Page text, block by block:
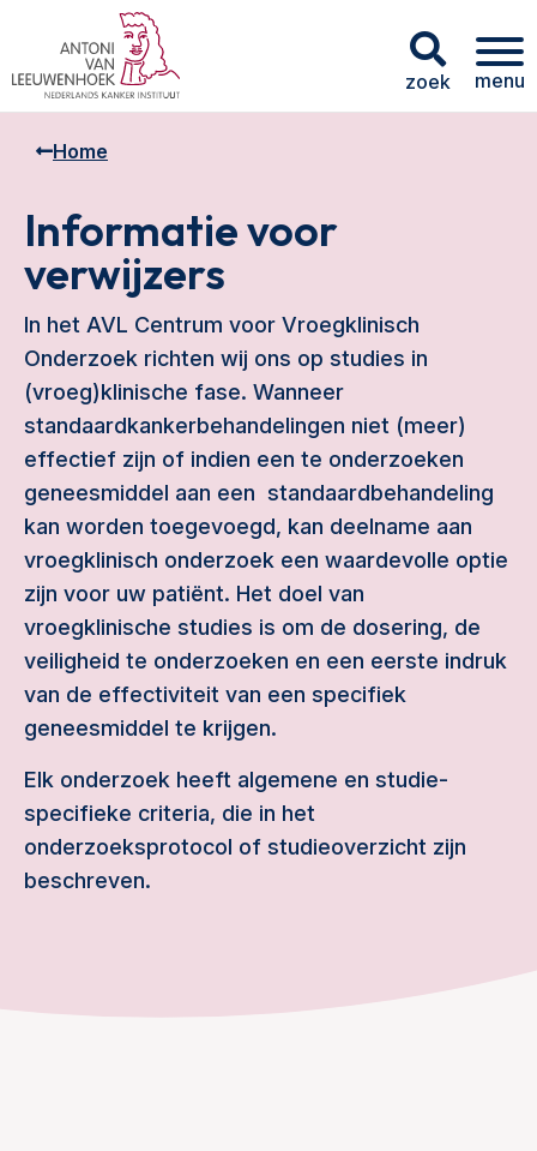
zoek menu
Informatie voor
verwijzers
In het AVL Centrum voor Vroegklinisch
Onderzoek richten wij ons op studies in
(vroeg)klinische fase. Wanneer
standaardkankerbehandelingen niet (meer)
effectief zijn of indien een te onderzoeken
geneesmiddel aan een standaardbehandeling
kan worden toegevoegd, kan deelname aan
vroegklinisch onderzoek een waardevolle optie
zijn voor uw patiënt. Het doel van
vroegklinische studies is om de dosering, de
veiligheid te onderzoeken en een eerste indruk
van de effectiviteit van een specifiek
geneesmiddel te krijgen.
Elk onderzoek heeft algemene en studie-
specifieke criteria, die in het
onderzoeksprotocol of studieoverzicht zijn
beschreven.
Home